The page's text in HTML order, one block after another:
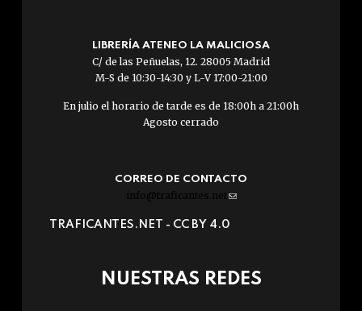
LIBRERÍA ATENEO LA MALICIOSA
C/ de las Peñuelas, 12. 28005 Madrid
M-S de 10:30-14:30 y L-V 17:00-21:00
En julio el horario de tarde es de 18:00h a 21:00h
Agosto cerrado
CORREO DE CONTACTO
info@traficantes.net (link
e-
TRAFICANTES.NET - CC BY 4.0
NUESTRAS REDES